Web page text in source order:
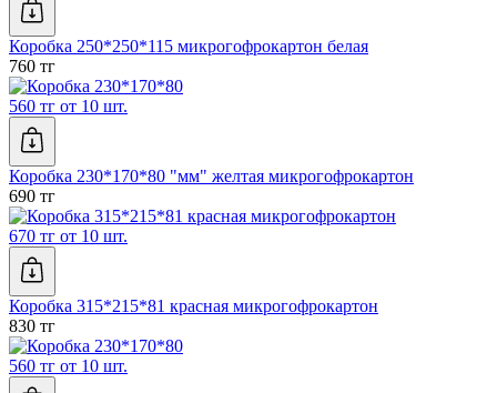
Коробка 250*250*115 микрогофрокартон белая
760 тг
560 тг от 10 шт.
Коробка 230*170*80 "мм" желтая микрогофрокартон
690 тг
670 тг от 10 шт.
Коробка 315*215*81 красная микрогофрокартон
830 тг
560 тг от 10 шт.